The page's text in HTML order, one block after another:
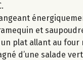
et
plat allant au
d’une salade